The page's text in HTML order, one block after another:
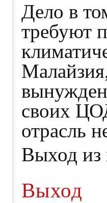
Дело в
требуют
своих
отрасль
Выход из
Выход